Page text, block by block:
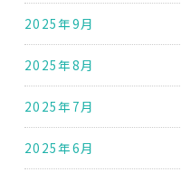
2025年9月
2025年8月
2025年7月
2025年6月